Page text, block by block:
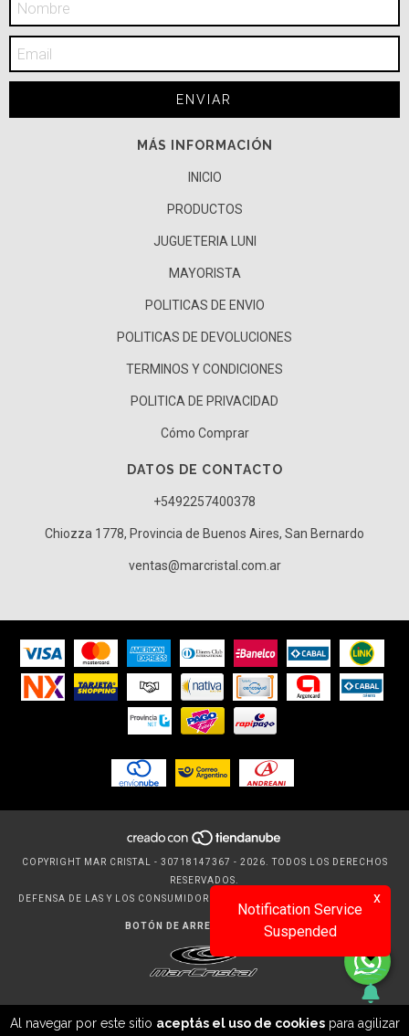
Al navegar por este sitio aceptás el uso de cookiespara agilizar
MÁS INFORMACIÓN
INICIO
PRODUCTOS
JUGUETERIA LUNI
MAYORISTA
POLITICAS DE ENVIO
POLITICAS DE DEVOLUCIONES
TERMINOS Y CONDICIONES
POLITICA DE PRIVACIDAD
Cómo Comprar
DATOS DE CONTACTO
+5492257400378
Chiozza 1778, Provincia de Buenos Aires, San Bernardo
ventas@marcristal.com.ar
COPYRIGHT MAR CRISTAL - 30718147367 - 2026. TODOS LOS DERECHOS
RESERVADOS.
DEFENSA DE LAS Y LOS CONSUMIDORES. PARA RECLAMOS
INGRESÁ ACÁ.
BOTÓN DE ARREPENTIMIENTO
x
Notification Service
Suspended